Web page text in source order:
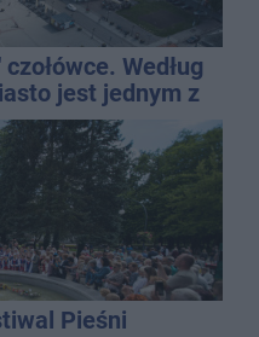
Według
jest jednym z
upały
Pieśni